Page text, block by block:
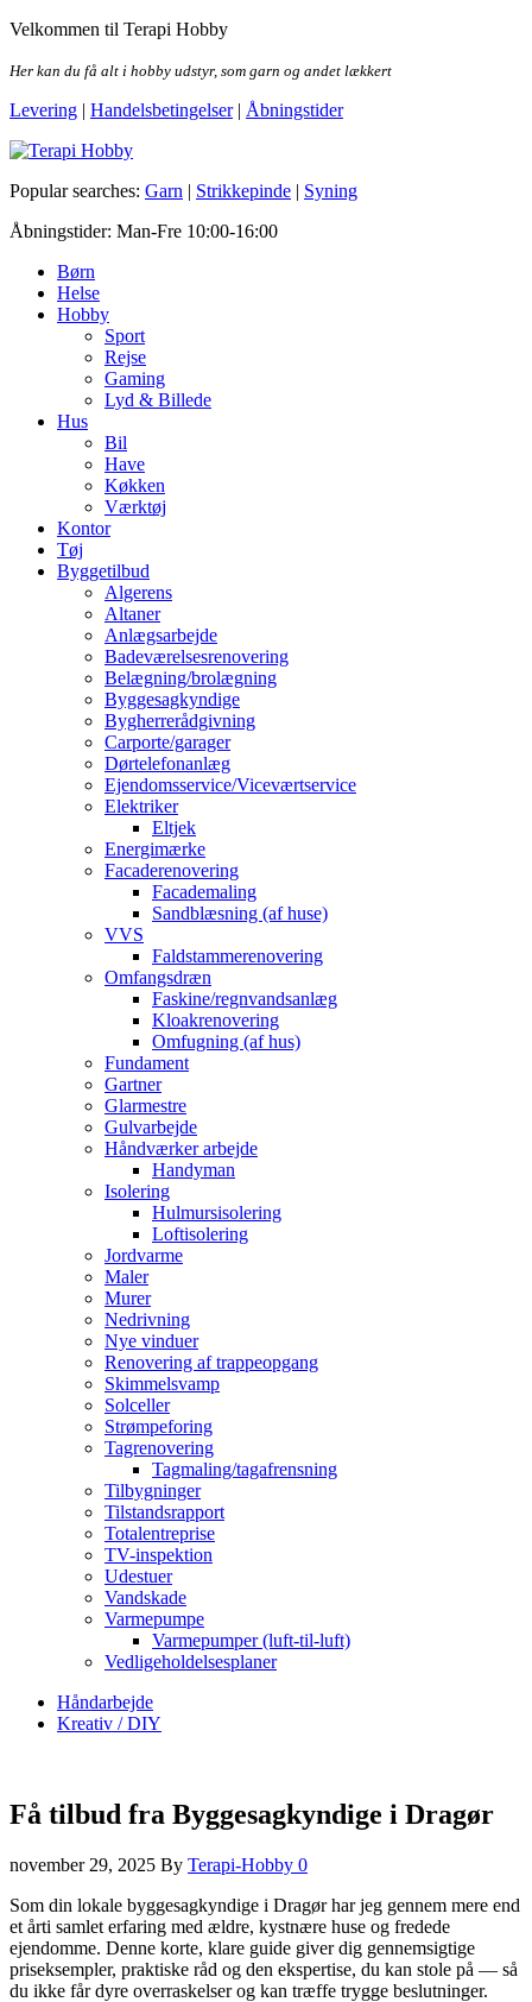
Skip
the
Velkommen til Terapi Hobby
Her kan du få alt i hobby udstyr, som garn og andet lækkert
Levering | Handelsbetingelser| Åbningstider
Terapi Hobby
Popular searches: Garn | Strikkepinde | Syning
Åbningstider: Man-Fre 10:00-16:00
Børn
Helse
Hobby
Sport
Rejse
Gaming
Lyd & Billede
Hus
Bil
Have
Køkken
Værktøj
Kontor
Tøj
Byggetilbud
Algerens
Altaner
Anlægsarbejde
Badeværelsesrenovering
Belægning/brolægning
Byggesagkyndige
Bygherrerådgivning
Carporte/garager
Dørtelefonanlæg
Ejendomsservice/Viceværtservice
Elektriker
Eltjek
Energimærke
Facaderenovering
Facademaling
Sandblæsning (af huse)
VVS
Faldstammerenovering
Omfangsdræn
Faskine/regnvandsanlæg
Kloakrenovering
Omfugning (af hus)
Fundament
Gartner
Glarmestre
Gulvarbejde
Håndværker arbejde
Handyman
Isolering
Hulmursisolering
Loftisolering
Jordvarme
Maler
Murer
Nedrivning
Nye vinduer
Renovering af trappeopgang
Skimmelsvamp
Solceller
Strømpeforing
Tagrenovering
Tagmaling/tagafrensning
Tilbygninger
Tilstandsrapport
Totalentreprise
TV-inspektion
Udestuer
Vandskade
Varmepumpe
Varmepumper (luft-til-luft)
Vedligeholdelsesplaner
Håndarbejde
Kreativ / DIY
Få tilbud fra Byggesagkyndige i Dragør
november 29, 2025 By Terapi-Hobby 0
Som din lokale byggesagkyndige i Dragør har jeg gennem mere end
et årti samlet erfaring med ældre, kystnære huse og fredede
ejendomme. Denne korte, klare guide giver dig gennemsigtige
priseksempler, praktiske råd og den ekspertise, du kan stole på — så
du ikke får dyre overraskelser og kan træffe trygge beslutninger.